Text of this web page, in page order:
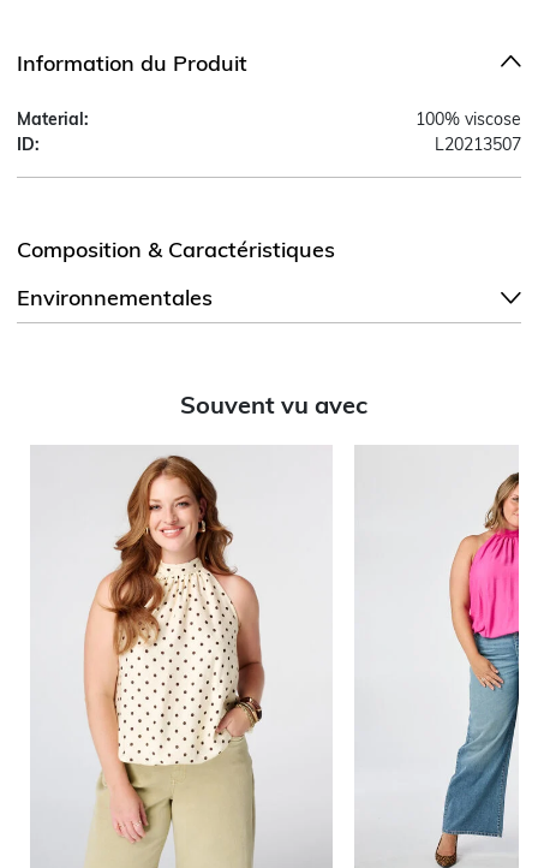
Information du Produit
Material:
100% viscose
ID:
L20213507
Composition & Caractéristiques
Environnementales
Souvent vu avec